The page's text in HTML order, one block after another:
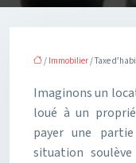
/ Immobilier/ Taxe
Imaginons un
loué à un
payer une
situation